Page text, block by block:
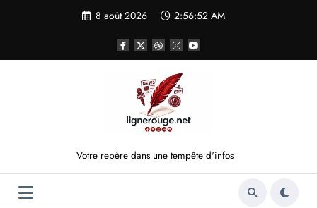
8 août 2026 2:56:52 AM
Votre repère dans une tempête d'infos